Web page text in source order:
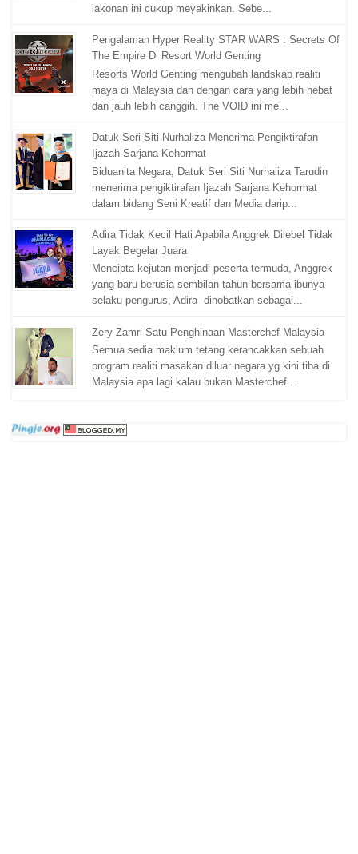
lakonan ini cukup meyakinkan. Sebe...
Pengalaman Hyper Reality STAR WARS : Secrets Of
The Empire Di Resort World Genting
Resorts World Genting mengubah landskap realiti
maya di Malaysia dan dengan cara yang lebih hebat
dan jauh lebih canggih. The VOID ini me...
Datuk Seri Siti Nurhaliza Menerima Pengiktirafan
Ijazah Sarjana Kehormat
Biduanita Negara, Datuk Seri Siti Nurhaliza Tarudin
menerima pengiktirafan Ijazah Sarjana Kehormat
dalam bidang Seni Kreatif dan Media darip...
Adira Tidak Kecil Hati Apabila Anggrek Dilebel Tidak
Layak Begelar Juara
Mencipta kejutan menjadi peserta termuda, Anggrek
yang baru berusia sembilan tahun bersama ibunya
selaku pengurus, Adira dinobatkan sebagai...
Zery Zamri Satu Penghinaan Masterchef Malaysia
Semua sedia maklum tetang kerancakkan sebuah
program realiti masakan diluar negara yg kini tiba di
Malaysia apa lagi kalau bukan Masterchef ...